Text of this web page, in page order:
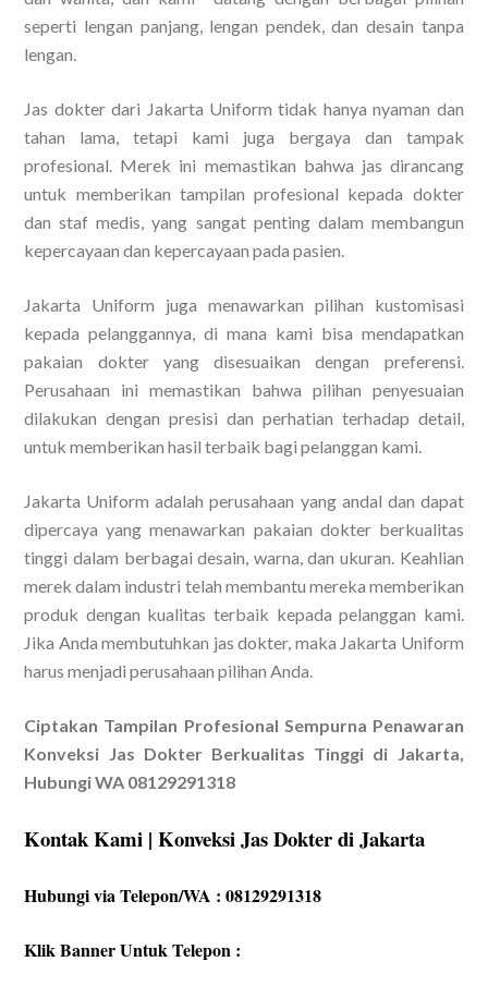
seperti lengan panjang, lengan pendek, dan desain tanpa
lengan.
Jas dokter dari Jakarta Uniform tidak hanya nyaman dan
tahan lama, tetapi kami juga bergaya dan tampak
profesional. Merek ini memastikan bahwa jas dirancang
untuk memberikan tampilan profesional kepada dokter
dan staf medis, yang sangat penting dalam membangun
kepercayaan dan kepercayaan pada pasien.
Jakarta Uniform juga menawarkan pilihan kustomisasi
kepada pelanggannya, di mana kami bisa mendapatkan
pakaian dokter yang disesuaikan dengan preferensi.
Perusahaan ini memastikan bahwa pilihan penyesuaian
dilakukan dengan presisi dan perhatian terhadap detail,
untuk memberikan hasil terbaik bagi pelanggan kami.
Jakarta Uniform adalah perusahaan yang andal dan dapat
dipercaya yang menawarkan pakaian dokter berkualitas
tinggi dalam berbagai desain, warna, dan ukuran. Keahlian
merek dalam industri telah membantu mereka memberikan
produk dengan kualitas terbaik kepada pelanggan kami.
Jika Anda membutuhkan jas dokter, maka Jakarta Uniform
harus menjadi perusahaan pilihan Anda.
Ciptakan Tampilan Profesional Sempurna Penawaran
Konveksi Jas Dokter Berkualitas Tinggi di Jakarta,
Hubungi WA 08129291318
Kontak Kami | Konveksi Jas Dokter di Jakarta
Hubungi via Telepon/WA : 08129291318
Klik Banner Untuk Telepon :